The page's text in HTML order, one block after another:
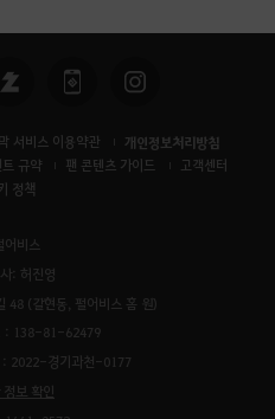
서비스 이용약관 개인정보처리방침
트 규약 팬 콘텐츠 가이드
고객센터
정책
비스
: 허진영
48 (갈현동, 펄어비스 홈 원)
: 138-81-62479
: 2022-경기과천-0177
정보 확인